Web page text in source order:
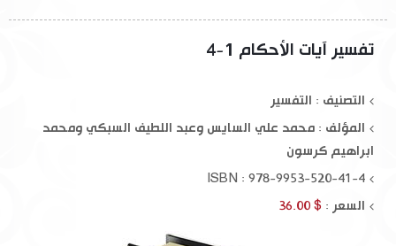
تفسير آيات الأحكام 1-4
التصنيف : التفسير
المؤلف : محمد علي السايس وعبد اللطيف السبكي ومحمد
ابراهيم كرسون
ISBN : 978-9953-520-41-4
السعر : $ 36.00